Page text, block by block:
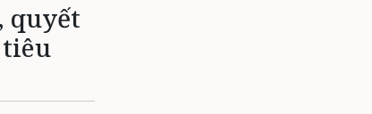
THÔNG TIN - QUẢNG CÁO
TRỌNG TÂM
quyết